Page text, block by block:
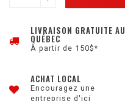
LIVRAISON GRATUITE AU
QUÉBEC
À partir de 150$*
ACHAT LOCAL
Encouragez une
entreprise d'ici